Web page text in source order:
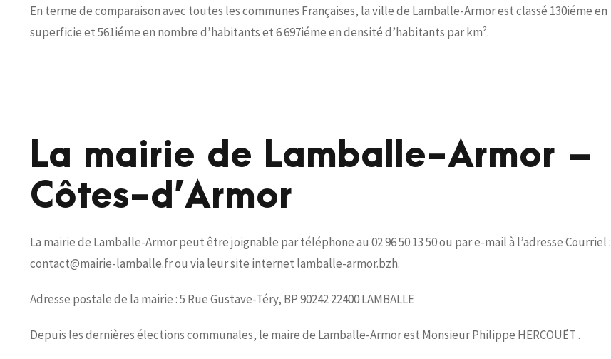
En terme de comparaison avec toutes les communes Françaises, la ville de Lamballe-Armor est classé 130iéme en
superficie et 561iéme en nombre d’habitants et 6 697iéme en densité d’habitants par km².
La mairie de Lamballe-Armor –
Côtes-d’Armor
La mairie de Lamballe-Armor peut être joignable par téléphone au 02 96 50 13 50 ou par e-mail à l’adresse Courriel :
contact@mairie-lamballe.fr ou via leur site internet lamballe-armor.bzh.
Adresse postale de la mairie : 5 Rue Gustave-Téry, BP 90242 22400 LAMBALLE
Depuis les dernières élections communales, le maire de Lamballe-Armor est Monsieur Philippe HERCOUËT .